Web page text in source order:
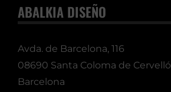
ABALKIA DISEÑO
Avda. de Barcelona, 116
08690 Santa Coloma de Cervelló
Barcelona